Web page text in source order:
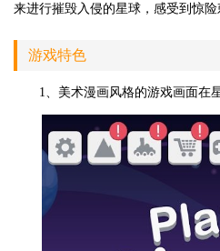
来进行摧毁入侵的星球，感受到惊险
游戏特色
1、美术漫画风格的游戏画面在